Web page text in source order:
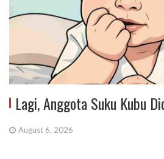
Lagi, Anggota Suku Kubu
August 6, 2026